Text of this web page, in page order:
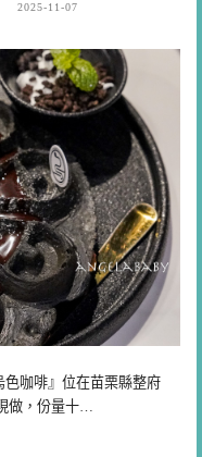
2025-11-07
咖啡』位在苗栗縣整府
做，份量十…